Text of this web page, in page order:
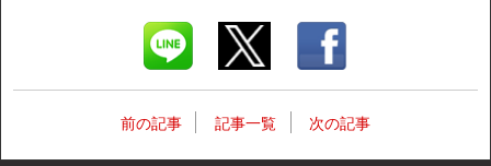
前の記事 記事一覧 次の記事